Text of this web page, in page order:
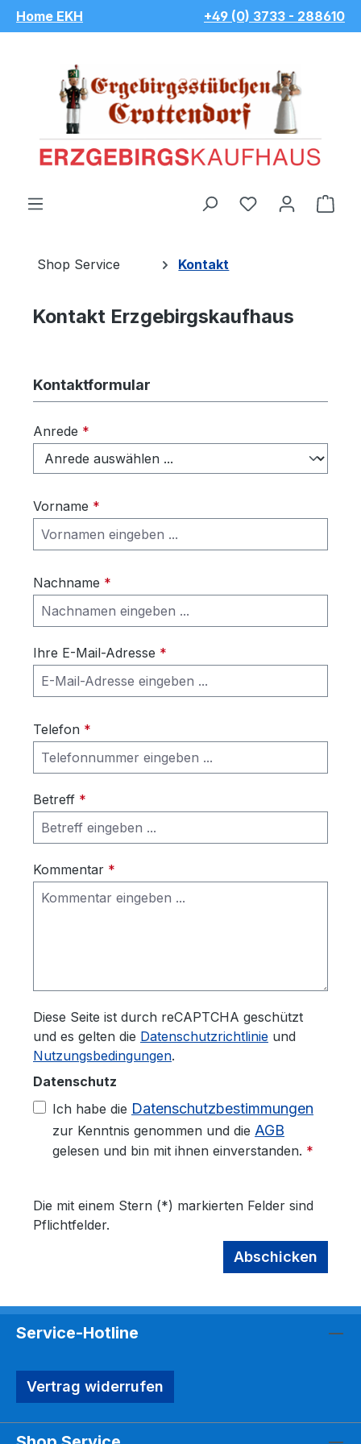
Zum Hauptinhalt springen
Home EKH +49 (0) 3733 - 288610
Du hast 0
Shop Service Kontakt
Kontakt Erzgebirgskaufhaus
Kontaktformular
Anrede *
Vorname *
Nachname *
Ihre E-Mail-Adresse *
Telefon *
Betreff *
Kommentar *
Diese Seite ist durch reCAPTCHA geschützt
und es gelten die Datenschutzrichtlinie und
Nutzungsbedingungen.
Datenschutz
Ich habe die Datenschutzbestimmungen
zur Kenntnis genommen und die AGB
gelesen und bin mit ihnen einverstanden. *
Die mit einem Stern (*) markierten Felder sind
Pflichtfelder.
Abschicken
Service-Hotline
Vertrag widerrufen